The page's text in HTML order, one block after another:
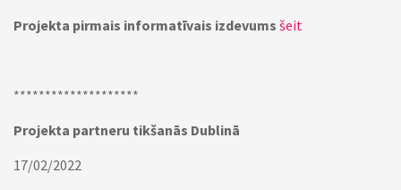
Projekta pirmais informatīvais izdevums šeit
********************
Projekta partneru tikšanās Dublinā
17/02/2022